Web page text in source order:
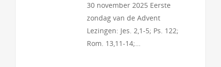
30 november 2025 Eerste
zondag van de Advent
Lezingen: Jes. 2,1-5; Ps. 122;
Rom. 13,11-14;…